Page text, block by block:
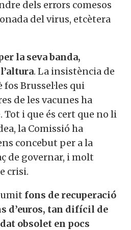
dels errors comesos
del virus, etcètera
la seva banda,
. La insistència de
Brussel·les qui
de les vacunes ha
Tot i que és cert que no li
la Comissió ha
concebut per a la
de governar, i molt
crisi.
fons de recuperació
d’euros, tan difícil de
obsolet en pocs